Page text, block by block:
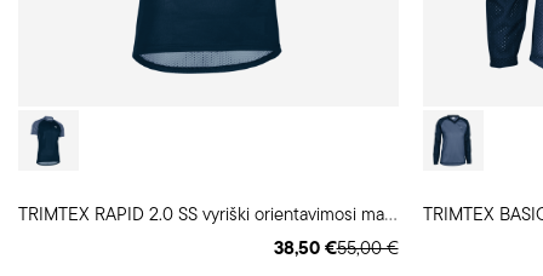
T
RIMTEX RAPID 2.0 SS vyriški orientavimosi marškinėliai
55,00 €
38,50 €